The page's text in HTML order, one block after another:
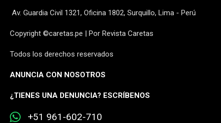
Av. Guardia Civil 1321, Oficina 1802, Surquillo, Lima - Perú
Copyright ©caretas.pe | Por Revista Caretas
Todos los derechos reservados
ANUNCIA CON NOSOTROS
¿TIENES UNA DENUNCIA? ESCRÍBENOS
+51 961-602-710